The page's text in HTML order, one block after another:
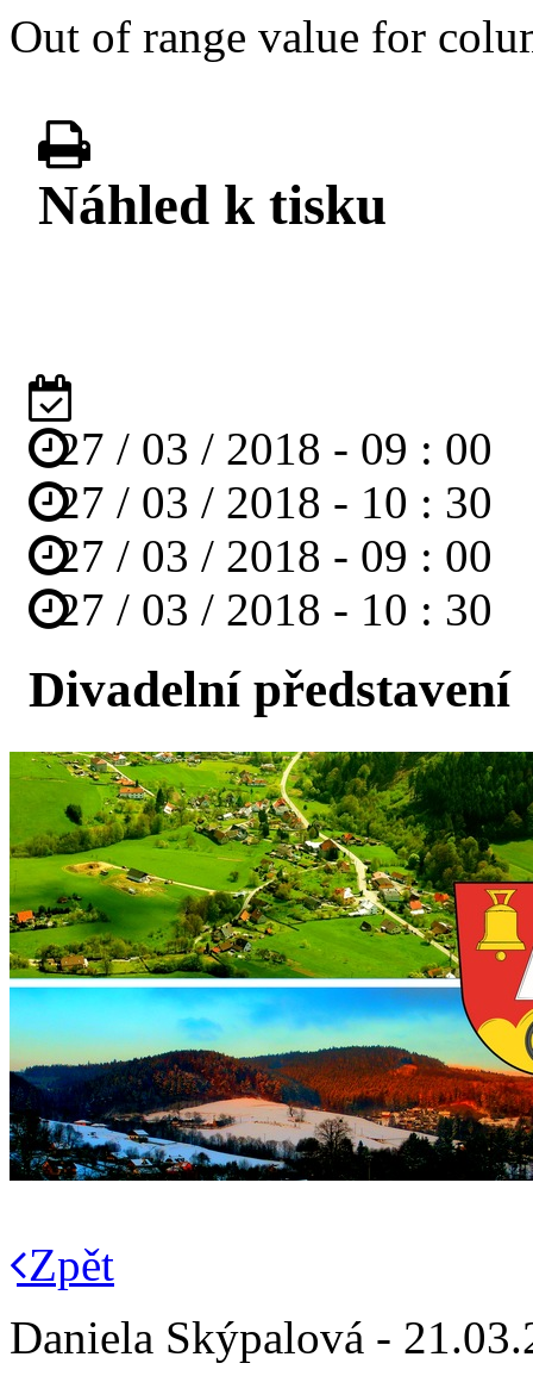
Out of range value for
Náhled k tisku
27 / 03 / 2018 - 09 : 00
27 / 03 / 2018 - 10 : 30
27 / 03 / 2018 - 09 : 00
27 / 03 / 2018 - 10 : 30
Divadelní představení
Zpět
Daniela Skýpalová -